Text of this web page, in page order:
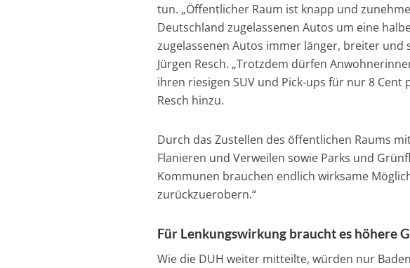
tun. „Öffentlicher Raum ist knapp und
Deutschland zugelassenen Autos um eine
zugelassenen Autos immer länger, breiter und
Jürgen Resch. „Trotzdem dürfen
ihren riesigen SUV und Pick-ups für nur 8
Resch hinzu.
Durch das Zustellen des öffentlichen Raums
Flanieren und Verweilen sowie Parks und
Kommunen brauchen endlich wirksame
zurückzuerobern.“
Für Lenkungswirkung braucht es höhere
Wie die DUH weiter mitteilte, würden nur